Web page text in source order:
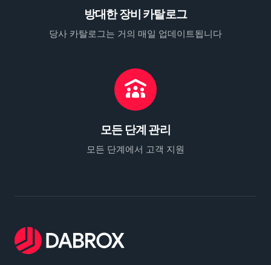
방대한 장비 카탈로그
당사 카탈로그는 거의 매일 업데이트됩니다
모든 단계 관리
모든 단계에서 고객 지원